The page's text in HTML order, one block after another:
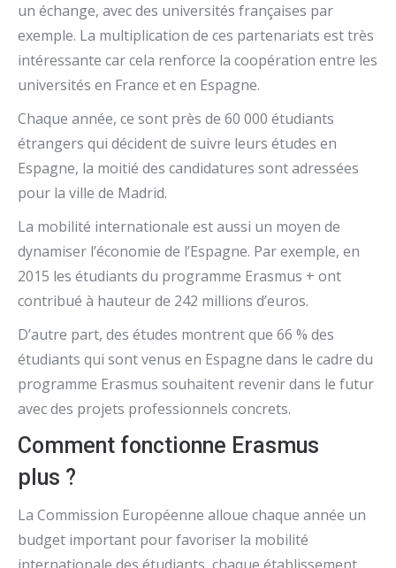
un échange, avec des universités françaises par
exemple. La multiplication de ces partenariats est très
intéressante car cela renforce la coopération entre les
universités en France et en Espagne.
Chaque année, ce sont près de 60 000 étudiants
étrangers qui décident de suivre leurs études en
Espagne, la moitié des candidatures sont adressées
pour la ville de Madrid.
La mobilité internationale est aussi un moyen de
dynamiser l’économie de l’Espagne. Par exemple, en
2015 les étudiants du programme Erasmus + ont
contribué à hauteur de 242 millions d’euros.
D’autre part, des études montrent que 66 % des
étudiants qui sont venus en Espagne dans le cadre du
programme Erasmus souhaitent revenir dans le futur
avec des projets professionnels concrets.
Comment fonctionne Erasmus
plus ?
La Commission Européenne alloue chaque année un
budget important pour favoriser la mobilité